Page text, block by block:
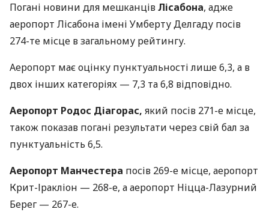
Погані новини для мешканцівЛісабона, адже
аеропорт Лісабона імені Умберту Делгаду посів
274-те місце в загальному рейтингу.
Аеропорт має оцінку пунктуальності лише 6,3, а в
двох інших категоріях — 7,3 та 6,8 відповідно.
Аеропорт Родос Діагорас, який посів 271-е місце,
також показав погані результати через свій бал за
пунктуальність 6,5.
Аеропорт Манчестера посів 269-е місце, аеропорт
Крит-Іракліон — 268-е, а аеропорт Ніцца-Лазурний
Берег — 267-е.